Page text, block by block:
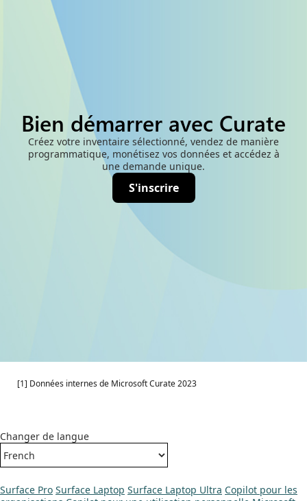
Bien démarrer avec Curate
Créez votre inventaire sélectionné, vendez de manière
programmatique, monétisez vos données et accédez à
une demande unique.
S'inscrire
[1] Données internes de Microsoft Curate 2023
Changer de langue
Surface Pro Surface Laptop Surface Laptop Ultra Copilot pour les